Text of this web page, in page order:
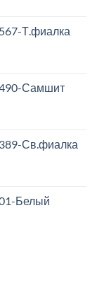
Т.фиалка
490-Самшит
Св.фиалка
Белый